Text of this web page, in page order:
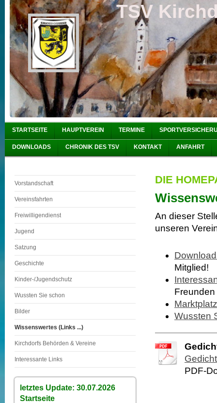
TSV
STARTSEITE HAUPTVEREIN TERMINE
DOWNLOADS CHRONIK DES TSV KONTAKT ANFAHRT
Vorstandschaft
Vereinsfahrten
Freiwilligendienst
Jugend
Satzung
Geschichte
Kinder-/Jugendschutz
Wussten Sie schon
Bilder
Wissenswertes (Links ...)
Kirchdorfs Behörden & Vereine
Interessante Links
letztes Update: 30.07.2026
Startseite
DIE
An dieser
unseren
Mitglied!
Freunden
Marktplatz
Wussten
PDF-